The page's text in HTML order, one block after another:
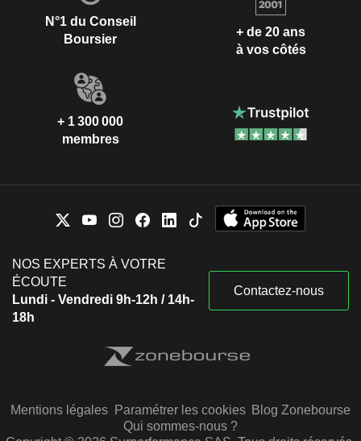
N°1 du Conseil
Boursier
+ de 20 ans
à vos côtés
+ 1 300 000
membres
NOS EXPERTS À VOTRE
ÉCOUTE
Lundi - Vendredi 9h-12h / 14h-
18h
Contactez-nous
Mentions légales Paramétrer les cookies Blog Zonebourse
Qui sommes-nous ?